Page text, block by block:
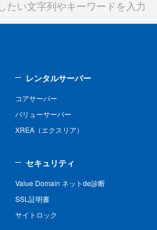
レンタルサーバー
コアサーバー
バリューサーバー
XREA（エクスリア）
セキュリティ
Value Domain ネットde診断
SSL証明書
サイトロック